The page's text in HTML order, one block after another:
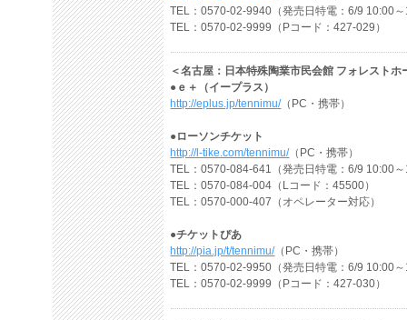
TEL：0570-02-9940（発売日特電：6/9 10:00
TEL：0570-02-9999（Pコード：427-029）
＜名古屋：日本特殊陶業市民会館 フォレストホ
●ｅ＋（イープラス）
http://eplus.jp/tennimu/（PC・携帯）
●ローソンチケット
http://l-tike.com/tennimu/（PC・携帯）
TEL：0570-084-641（発売日特電：6/9 10:00
TEL：0570-084-004（Lコード：45500）
TEL：0570-000-407（オペレーター対応）
●チケットぴあ
http://pia.jp/t/tennimu/（PC・携帯）
TEL：0570-02-9950（発売日特電：6/9 10:00
TEL：0570-02-9999（Pコード：427-030）